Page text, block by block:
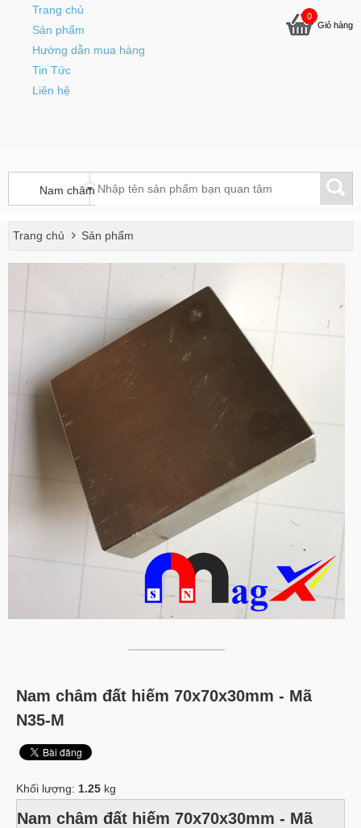
Trang chủ
Sản phẩm
Hướng dẫn mua hàng
Tin Tức
Liên hệ
0
Giỏ hàng
Trang chủ Sản phẩm
Nam châm đất hiếm 70x70x30mm - Mã
N35-M
Khối lượng: 1.25 kg
Nam châm đất hiếm 70x70x30mm - Mã